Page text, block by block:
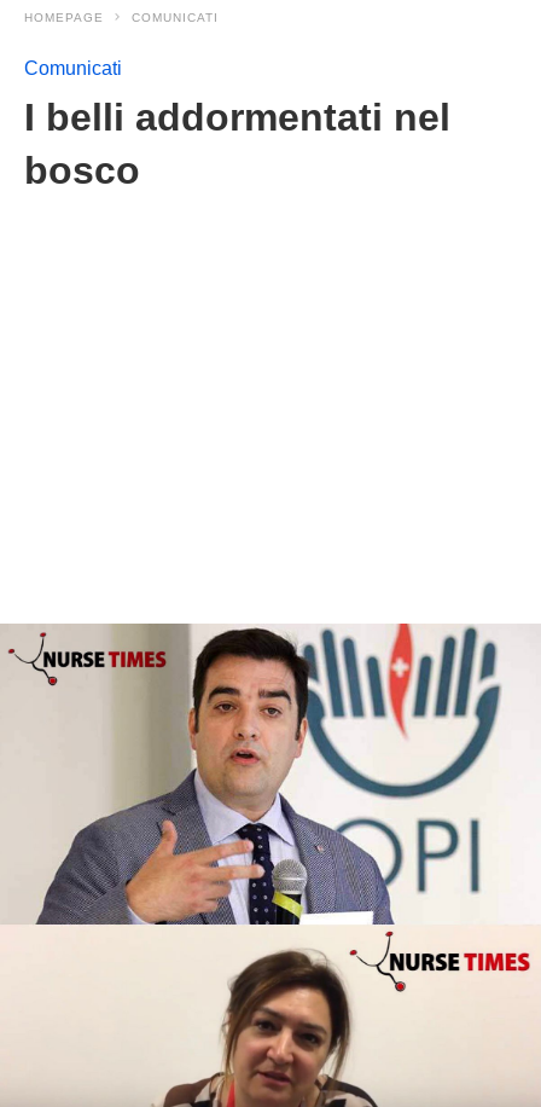
HOMEPAGE COMUNICATI
Comunicati
I belli addormentati nel
bosco